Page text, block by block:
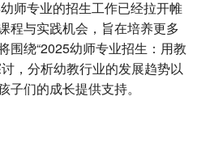
师专业的招生工作已经拉开帷
程与实践机会，旨在培养更多
围绕“2025幼师专业招生：用教
，分析幼教行业的发展趋势以
们的成长提供支持。